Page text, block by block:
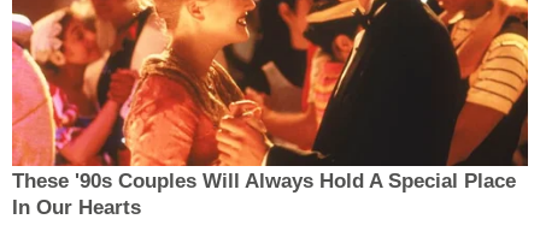
These '90s Couples Will Always Hold A Special Place
In Our Hearts